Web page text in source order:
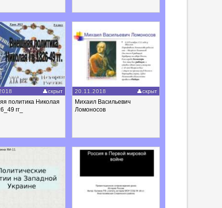
скрыт
политика Николая
гг_
20.11.2018 скрыт
Михаил Васильевич
Ломоносов